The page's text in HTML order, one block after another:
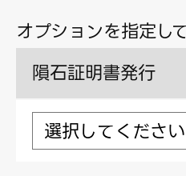
オプションを指定し
隕石証明書発行